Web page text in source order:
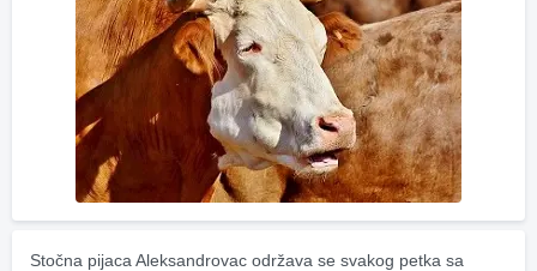
Stočna pijaca Aleksandrovac održava se svakog petka sa